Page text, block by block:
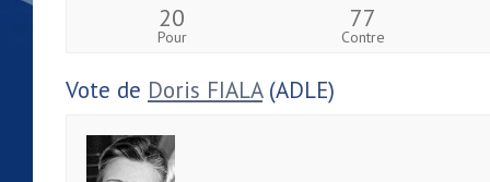
20
Pour
77
Contre
Vote de Doris FIALA(ADLE)